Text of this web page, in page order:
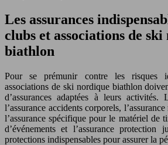
Les assurances
clubs et associations de
biathlon
Pour se prémunir contre les risques
associations de ski nordique biathlon
d’assurances adaptées à leurs activités.
l’assurance accidents corporels,
l’assurance spécifique pour le matériel de
d’événements et l’assurance protection
protections indispensables pour assurer la